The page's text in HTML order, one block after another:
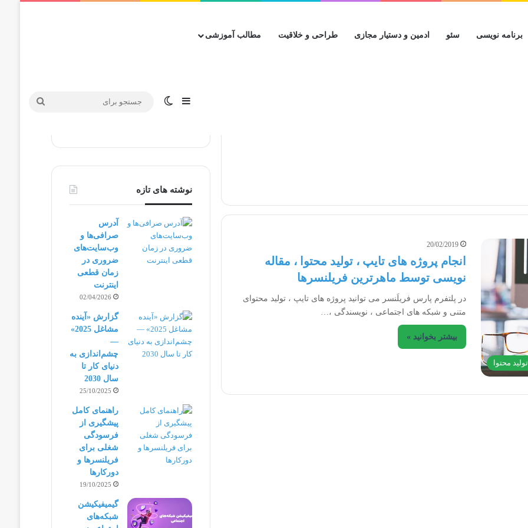
برنامه نویسی سئو ادمین و دستیار مجازی طراحی و خلاقیت مطالب آموزشی
سایدبارتغییر پوسته جستجو
تولید محتوا
20/02/2019
انجام پروژه های تایپ ، تولید محتوا ، مقاله
نویسی توسط ماهرترین فریلنسرها
در پلتفرم پارس فریلَنسر می توانید پروژه های تایپ ، تولید محتوای
متنی و شبکه های اجتماعی ، نویسندگی ،…
بیشتر بخوانید »
نوشته های تازه
آدرس
صرافی‌ها و
وب‌سایت‌های
ضروری در
زمان قطعی
اینترنت
02/04/2026
گزارش «آینده
مشاغل 2025»
—
چشم‌اندازی به
دنیای کار تا
سال 2030
25/10/2025
راهنمای کامل
پیشگیری از
فرسودگی
شغلی برای
فریلنسرها و
دورکارها
19/10/2025
گیمیفیکیشن
شبکه‌های